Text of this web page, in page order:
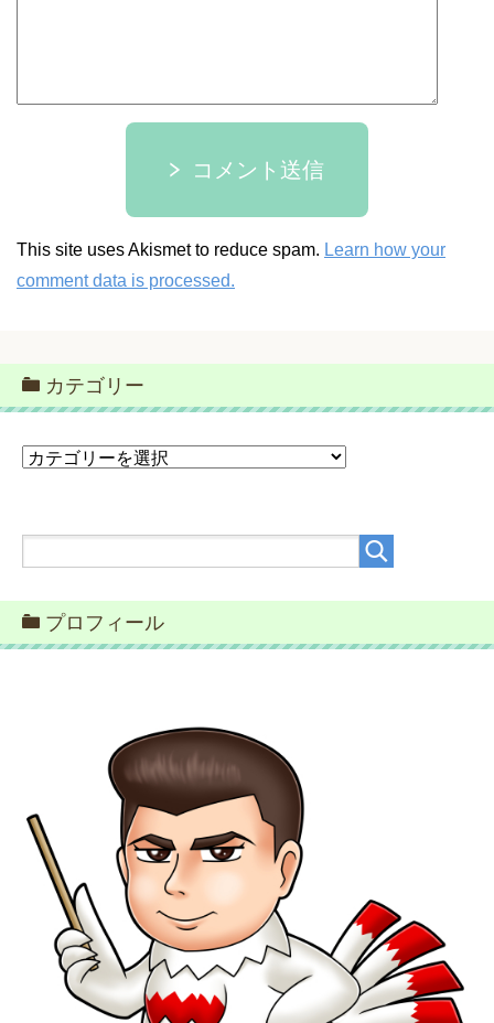
コメント送信
This site uses Akismet to reduce spam. Learn how your
comment data is processed.
カテゴリー
カ
プロフィール